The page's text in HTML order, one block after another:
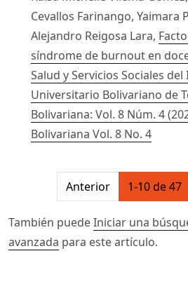
Cevallos Farinango, Yaimara
Alejandro Reigosa Lara,
síndrome de burnout en
Salud y Servicios Sociales
Universitario Bolivariano de
Bolivariana: Vol. 8 Núm. 4
Bolivariana Vol. 8 No. 4
Anterior 1-10 de 47
También puedeIniciar una
avanzada para este artículo.